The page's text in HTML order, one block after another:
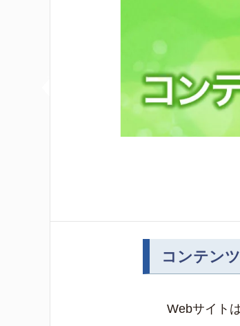
コンテン
Webサイト